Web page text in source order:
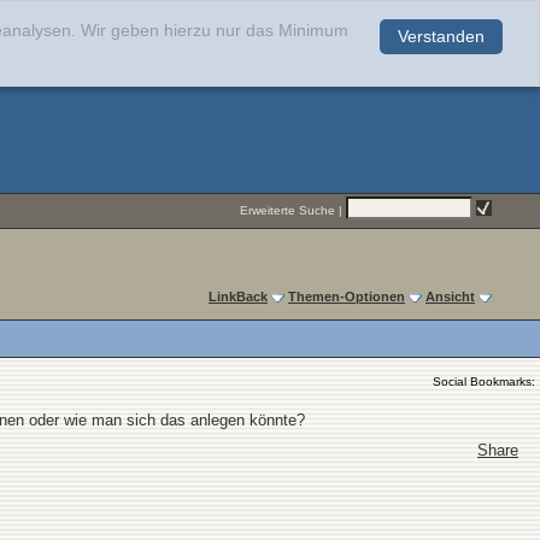
Verstanden
Wir geben hierzu nur das Minimum
Erweiterte Suche |
LinkBack Themen-Optionen Ansicht
Social Bookmarks:
oder wie man sich das anlegen könnte?
Share